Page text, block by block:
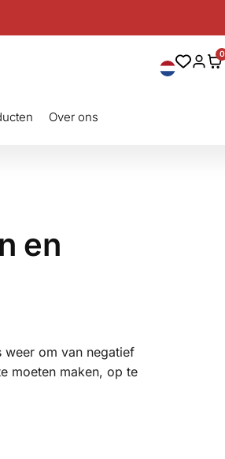
0
Over ons
en
weer om van negatief
moeten maken, op te